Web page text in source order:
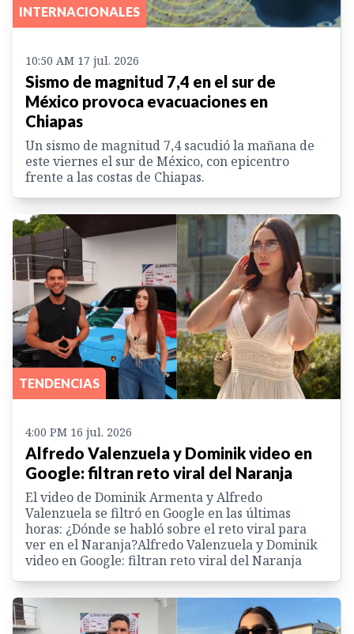
INTERNACIONALES
10:50 AM 17 jul. 2026
Sismo de magnitud 7,4 en el sur de
México provoca evacuaciones en
Chiapas
Un sismo de magnitud 7,4 sacudió la mañana de
este viernes el sur de México, con epicentro
frente a las costas de Chiapas.
TENDENCIAS
4:00 PM 16 jul. 2026
Alfredo Valenzuela y Dominik video en
Google: filtran reto viral del Naranja
El video de Dominik Armenta y Alfredo
Valenzuela se filtró en Google en las últimas
horas: ¿Dónde se habló sobre el reto viral para
ver en el Naranja?Alfredo Valenzuela y Dominik
video en Google: filtran reto viral del Naranja